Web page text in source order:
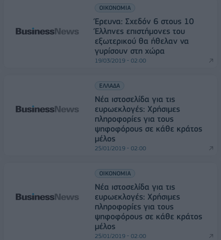
ΟΙΚΟΝΟΜΙΑ
Έρευνα: Σχεδόν 6 στους 10
Έλληνες επιστήμονες του
εξωτερικού θα ήθελαν να
γυρίσουν στη χώρα
19/03/2019 - 02:00
ΕΛΛΑΔΑ
Νέα ιστοσελίδα για τις
ευρωεκλογές: Χρήσιμες
πληροφορίες για τους
ψηφοφόρους σε κάθε κράτος
μέλος
25/01/2019 - 02:00
ΟΙΚΟΝΟΜΙΑ
Νέα ιστοσελίδα για τις
ευρωεκλογές: Χρήσιμες
πληροφορίες για τους
ψηφοφόρους σε κάθε κράτος
μέλος
25/01/2019 - 02:00